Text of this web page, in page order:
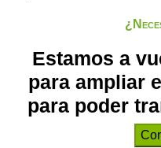
Estamos a
para ampliar
para poder